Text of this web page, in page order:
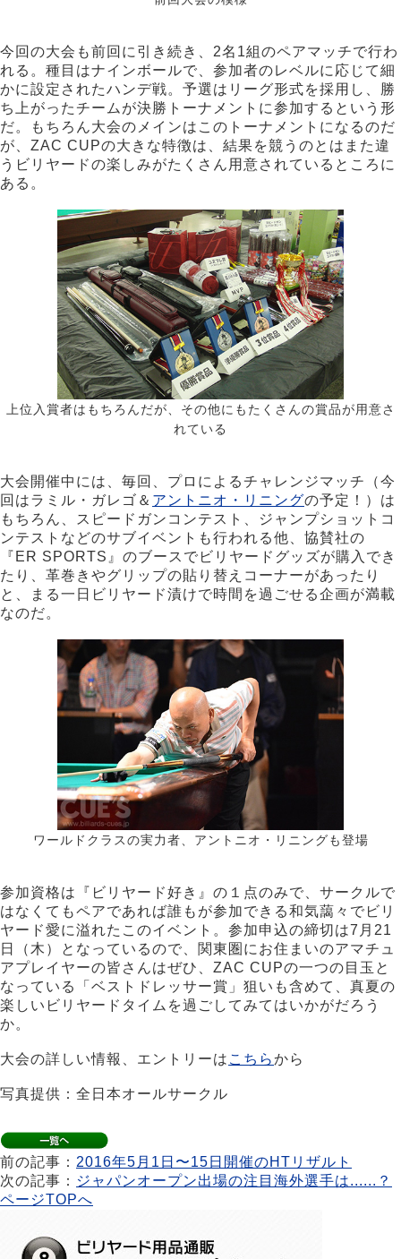
今回の大会も前回に引き続き、2名1組のペアマッチで行わ
れる。種目はナインボールで、参加者のレベルに応じて細
かに設定されたハンデ戦。予選はリーグ形式を採用し、勝
ち上がったチームが決勝トーナメントに参加するという形
だ。もちろん大会のメインはこのトーナメントになるのだ
が、ZAC CUPの大きな特徴は、結果を競うのとはまた違
うビリヤードの楽しみがたくさん用意されているところに
ある。
上位入賞者はもちろんだが、その他にもたくさんの賞品が用意さ
れている
大会開催中には、毎回、プロによるチャレンジマッチ（今
回はラミル・ガレゴ＆ アントニオ・リニングの予定！）は
もちろん、スピードガンコンテスト、ジャンプショットコ
ンテストなどのサブイベントも行われる他、協賛社の
『ER SPORTS』のブースでビリヤードグッズが購入でき
たり、革巻きやグリップの貼り替えコーナーがあったり
と、まる一日ビリヤード漬けで時間を過ごせる企画が満載
なのだ。
ワールドクラスの実力者、アントニオ・リニングも登場
参加資格は『ビリヤード好き』の１点のみで、サークルで
はなくてもペアであれば誰もが参加できる和気藹々でビリ
ヤード愛に溢れたこのイベント。参加申込の締切は7月21
日（木）となっているので、関東圏にお住まいのアマチュ
アプレイヤーの皆さんはぜひ、ZAC CUPの一つの目玉と
なっている「ベストドレッサー賞」狙いも含めて、真夏の
楽しいビリヤードタイムを過ごしてみてはいかがだろう
か。
大会の詳しい情報、エントリーは こちらから
写真提供：全日本オールサークル
前の記事： 2016年5月1日〜15日開催のHTリザルト
次の記事： ジャパンオープン出場の注目海外選手は......？
ページTOPへ